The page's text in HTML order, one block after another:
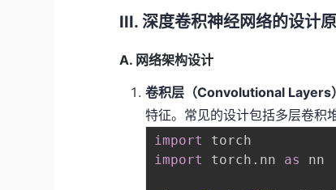
III. 深度卷积神经网络的设计
A. 网络架构设计
卷积层（Convolutional Layers）
特征。常见的设计包括多层卷积
import
import
torch . nn as nn